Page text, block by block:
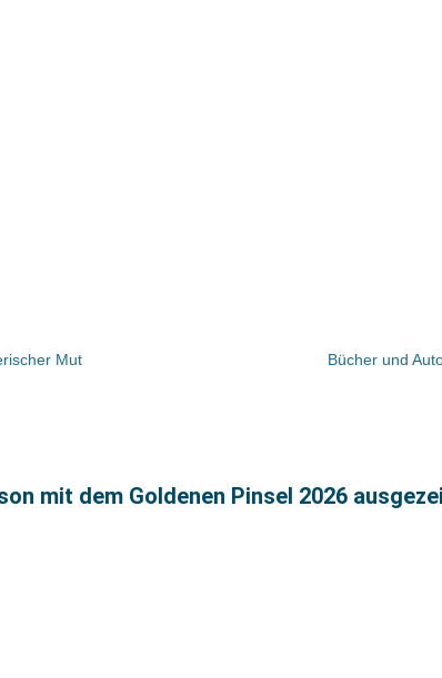
Mut
Bücher und
mit dem Goldenen Pinsel 2026